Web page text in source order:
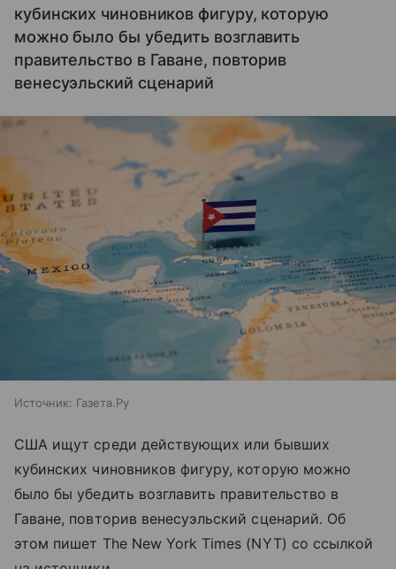
кубинских чиновников фигуру, которую
можно было бы убедить возглавить
правительство в Гаване, повторив
венесуэльский сценарий
Источник: Газета.Ру
США ищут среди действующих или бывших
кубинских чиновников фигуру, которую можно
было бы убедить возглавить правительство в
Гаване, повторив венесуэльский сценарий. Об
этом пишет The New York Times (NYT) со ссылкой